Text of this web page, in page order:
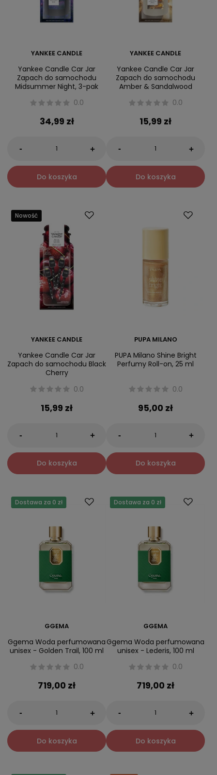
YANKEE CANDLE
Yankee Candle Car Jar
Zapach do samochodu
Midsummer Night, 3-pak
0.0
34,99 zł
- +
Do koszyka
YANKEE CANDLE
Yankee Candle Car Jar
Zapach do samochodu
Amber & Sandalwood
0.0
15,99 zł
- +
Do koszyka
Nowość
YANKEE CANDLE
Yankee Candle Car Jar
Zapach do samochodu Black
Cherry
0.0
15,99 zł
- +
Do koszyka
PUPA MILANO
PUPA Milano Shine Bright
Perfumy Roll-on, 25 ml
0.0
95,00 zł
- +
Do koszyka
Dostawa za 0 zł
GGEMA
Ggema Woda perfumowana
unisex - Golden Trail, 100 ml
0.0
719,00 zł
- +
Do koszyka
Dostawa za 0 zł
GGEMA
Ggema Woda perfumowana
unisex - Lederis, 100 ml
0.0
719,00 zł
- +
Do koszyka